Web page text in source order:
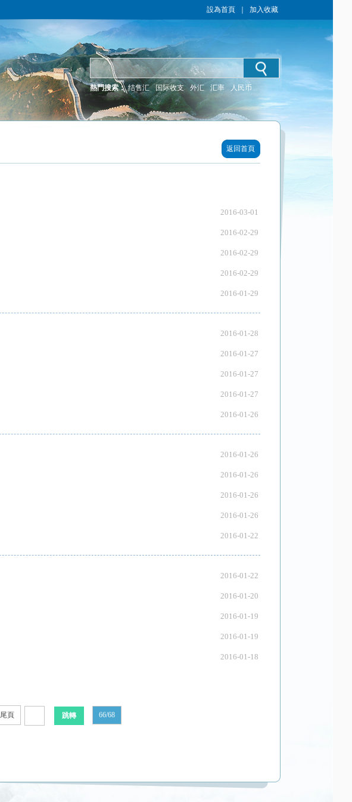
設為首頁 加入收藏
熱門搜索： 结售汇 国际收支 外汇 汇率 人民币
返回首頁
2016-03-01
2016-02-29
2016-02-29
2016-02-29
2016-01-29
2016-01-28
2016-01-27
2016-01-27
2016-01-27
2016-01-26
2016-01-26
2016-01-26
2016-01-26
2016-01-26
2016-01-22
2016-01-22
2016-01-20
2016-01-19
2016-01-19
2016-01-18
尾頁 66/68